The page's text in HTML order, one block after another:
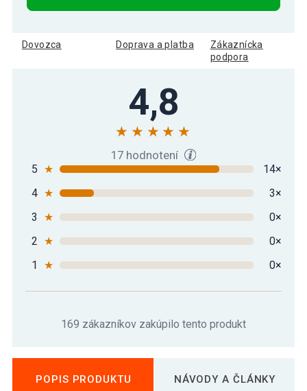
Dovozca Doprava a platba
Zákaznícka
podpora
4,8
17 hodnotení
5 ★
14×
4 ★
3×
3
★
0×
2 ★
0×
1
★ 0×
169 zákazníkov zakúpilo tento produkt
POPIS PRODUKTU NÁVODY A ČLÁNKY